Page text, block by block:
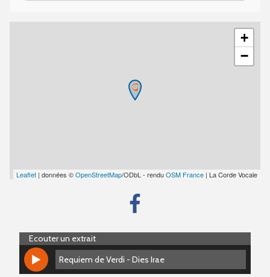
+
−
Leaflet | données ©OpenStreetMap/ODbL - renduOSM France | La Corde Vocale
Ecouter un extrait
Requiem de Verdi - Dies Irae
Requiem de Verdi - Dies Irae